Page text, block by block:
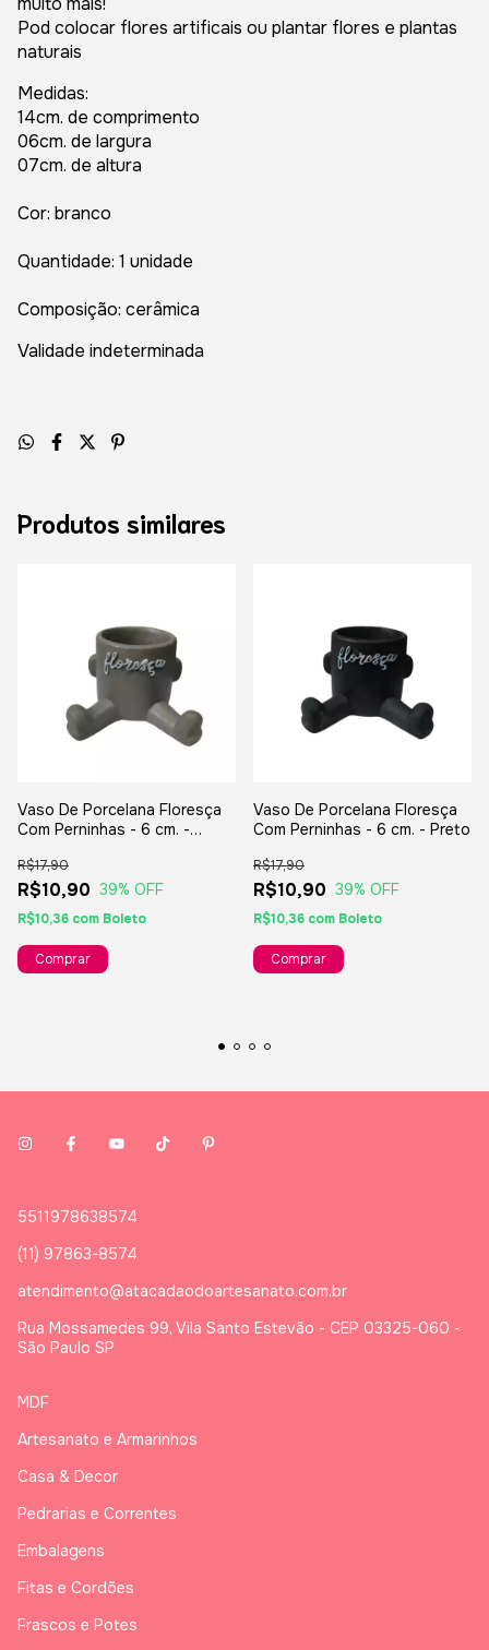
Pod colocar flores artificais ou plantar flores e plantas
naturais
Medidas:
14cm. de comprimento
06cm. de largura
07cm. de altura
Cor: branco
Quantidade: 1 unidade
Composição: cerâmica
Validade indeterminada
Produtos similares
Vaso De Porcelana Floresça
Com Perninhas - 6 cm. -
R$10,90
R$17,90
39% OFF
R$10,36 com Boleto
Vaso De Porcelana Floresça
Com Perninhas - 6 cm. - Preto
R$10,90
R$17,90
39% OFF
R$10,36 com Boleto
5511978638574
(11) 97863-8574
atendimento@atacadaodoartesanato.com.br
Rua Mossamedes 99, Vila Santo Estevão - CEP 03325-060 -
São Paulo SP
MDF
Artesanato e Armarinhos
Casa & Decor
Pedrarias e Correntes
Embalagens
Fitas e Cordões
Frascos e Potes